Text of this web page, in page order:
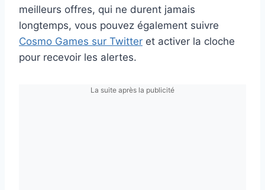
meilleurs offres, qui ne durent jamais
longtemps, vous pouvez également suivre
Cosmo Games sur Twitter et activer la cloche
pour recevoir les alertes.
La suite après la publicité